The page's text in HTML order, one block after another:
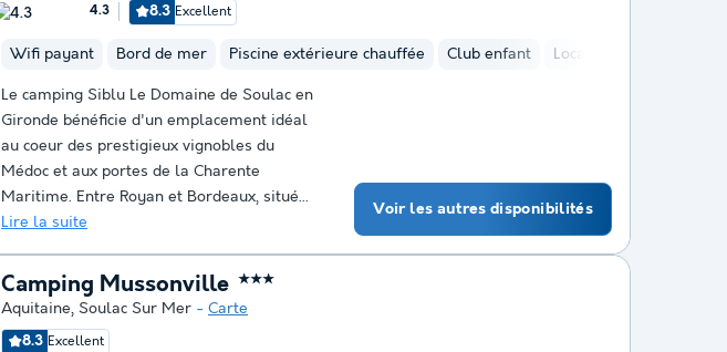
4.3 8.3 Excellent
Wifi payant Bord de mer Piscine extérieure chauffée Club enfant Location de vélos
Le camping Siblu Le Domaine de Soulac en
Gironde bénéficie d'un emplacement idéal
au coeur des prestigieux vignobles du
Médoc et aux portes de la Charente
Maritime. Entre Royan et Bordeaux, situé...
Lire la suite
Voir les autres disponibilités
Camping Mussonville ★★★
Aquitaine, Soulac Sur Mer
Carte
8.3 Excellent